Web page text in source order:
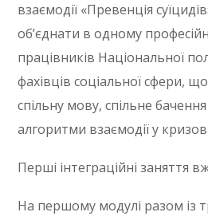
взаємодії «Превенція
об’єднати в одному
працівників Національної
фахівців соціальної сфери,
спільну мову, спільне
алгоритми взаємодії у
Перші інтеграційні заняття
На першому модулі разом